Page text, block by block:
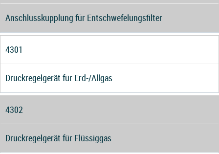
Anschlusskupplung für Entschwefelungsfilter
4301
Druckregelgerät für Erd-/Allgas
4302
Druckregelgerät für Flüssiggas